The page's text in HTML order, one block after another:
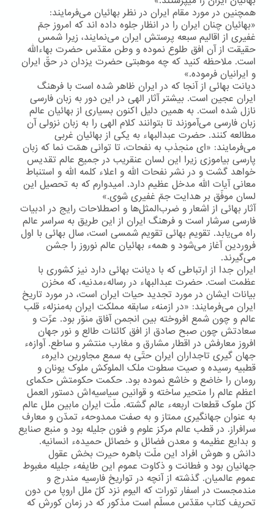
همچنین در مورد مقام ایران در نظر بهائیان می‌فرمایند:
«بهائیان چنان ایران را در انظار جلوه داده اند که امروز جمّ
غفیری از اقالیم سبعه پرستش ایران می‌نمایند، زیرا شمس
حقیقت از آن افق طلوع نموده و وطن مقدّس حضرت بهاءالله
است. ملاحظه کنید که چه موهبتی حضرت یزدان در حقّ ایران
و ایرانیان فرموده.»
دیانت بهائی از آنجا كه در ایران ظاهر شده است با فرهنگ
ایران عجین است. بیشتر آثار الهی در این دور به زبان فارسی
نازل شده است. به همین دلیل اكنون بسیاری از بهائیان عالم
زبان فارسی می‌آموزند تا بتوانند كلام الهی را به زبان نزولی آن
مطالعه كنند. حضرت عبدالبهاء به یكی از بهائیان غربی
می‌فرمایند: «ای منجذب به نفحات، تا توانی همّت نما که زبان
پارسی بیاموزی زیرا این لسان عنقریب در جمیع عالم تقدیس
خواهد گشت و در نشر نفحات الله و اعلاء کلمه الله و استنباط
معانی آیات الله مدخل عظیم دارد. امیدوارم که به تحصیل این
لسان موفّق بر هدایت جمّ غفیری شوی.»
آثار بهائی از اشعار و ضرب‌المثل‌ها و اصطلاحات رایج در ادبیات
فارسی سرشار است و فرهنگ ایران از این طریق به سراسر عالم
راه می‌یابد. تقویم بهائی تقویم شمسی است، سال بهائی با اول
فروردین آغاز می‌شود و همهء بهائیان عالم نوروز را جشن
می‌گیرند.
ایران جدا از ارتباطی كه با دیانت بهائی دارد نیز كشوری با
عظمت است. حضرت عبدالبهاء در رسالهءمدنیه، كه مخزن
بیانات ایشان در مورد تجدید حیات ایران است، در مورد تاریخ
ایران می‌فرمایند: «در ازمنهء سابقه مملکت ایران به‌منزلهء قلب
عالم و چون شمع افروخته بین انجمن آفاق منوّر بود. عزّت و
سعادتش چون صبح صادق از افق کائنات طالع و نور جهان
افروز معارفش در اقطار مشارق و مغارب منتشر و ساطع. آوازهء
جهان گیری تاجداران ایران حتّی به سمع مجاورین دایرهء
قطبیه رسیده و صیت سطوت ملک الملوکش ملوک یونان و
رومان را خاضع و خاشع نموده بود. حکمت حکومتش حکمای
اعظم عالم را متحیر ساخته و قوانین سیاسیه‌اش دستور العمل
کلّ ملوک قطعات اربعهء عالم گشته. ملّت ایران مابین ملل عالم
به عنوان جهانگیری ممتاز و به صفت ممدوحهء تمدّن و معارف
سرافراز. در قطب عالم مرکز علوم و فنون جلیله بود و منبع صنایع
و بدایع عظیمه و معدن فضائل و خصائل حمیدهء انسانیه.
دانش و هوش افراد این ملّت باهره حیرت بخش عقول
جهانیان بود و فطانت و ذکاوت عموم این طایفهء جلیله مغبوط
عموم عالمیان. گذشته از آنچه در تواریخ فارسیه مندرج و
مندمجست در اسفار تورات که الیوم نزد کلّ ملل اروپا من دون
تحریف کتاب مقدّس مسلّم است مذکور که در زمان کورش که